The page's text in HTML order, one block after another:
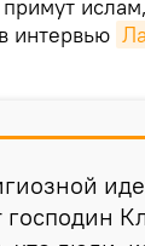
интервью
господин